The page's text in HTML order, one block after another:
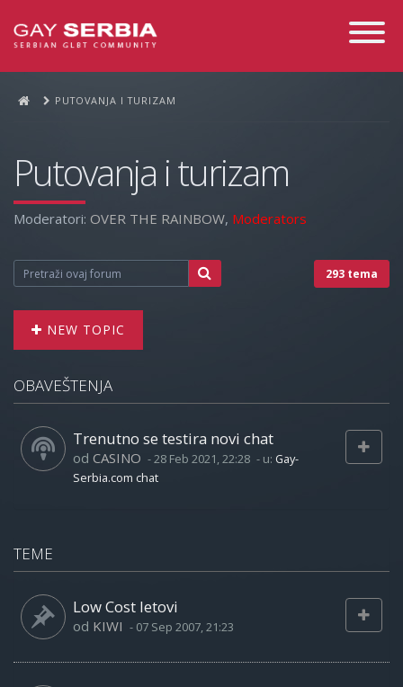
Toggle
PUTOVANJA I TURIZAM
Putovanja i turizam
Moderatori: OVER THE RAINBOW, Moderators
293 tema
NEW TOPIC
OBAVEŠTENJA
Trenutno se testira novi chat
od CASINO -28 Feb 2021, 22:28 - u: Gay-
Serbia.com chat
TEME
Low Cost letovi
od KIWI - 07 Sep 2007, 21:23